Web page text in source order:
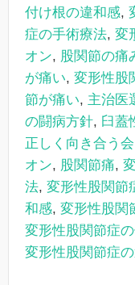
付け根の違和感,
症の手術療法, 変
オン, 股関節の痛
が痛い, 変形性股
節が痛い, 主治医
の闘病方針, 臼蓋
正しく向き合う会
オン, 股関節痛,
法, 変形性股関節
和感, 変形性股関
変形性股関節症
変形性股関節症